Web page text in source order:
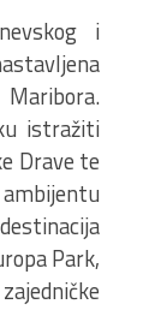
i
istražiti
Drave te
Park,